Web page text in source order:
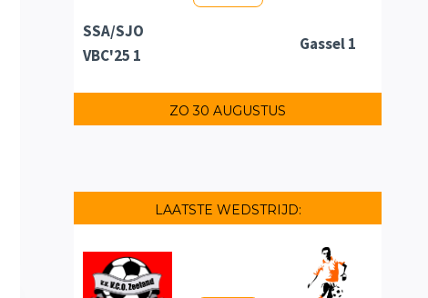
SSA/SJO
VBC'25 1
Gassel 1
ZO 30 AUGUSTUS
LAATSTE WEDSTRIJD: